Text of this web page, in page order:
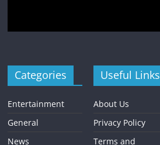
Categories
Entertainment
General
News
Useful Links
About Us
Privacy Policy
Terms and